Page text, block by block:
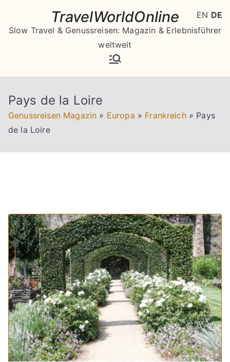
springen
TravelWorldOnline
Slow Travel & Genussreisen: Magazin & Erlebnisführer
weltweit
Pays de la Loire
Genussreisen Magazin » Europa » Frankreich » Pays
de la Loire
EN DE